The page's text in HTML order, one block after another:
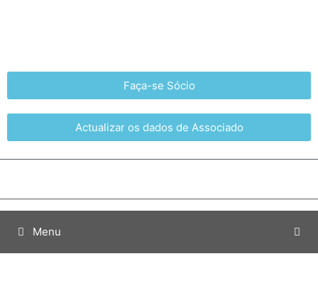
Faça-se Sócio
Actualizar os dados de Associado
Menu